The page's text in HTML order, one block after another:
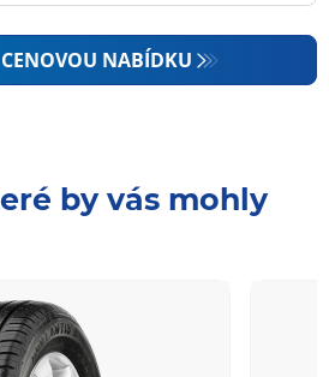
NABÍDKU
by vás mohly